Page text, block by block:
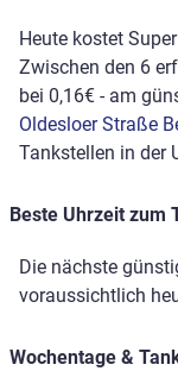
Heute kostet
Zwischen den 6
bei 0,16€ - am
Oldesloer Straße
Tankstellen in der
Beste Uhrzeit zum
Die nächste
voraussichtlich
Wochentage &